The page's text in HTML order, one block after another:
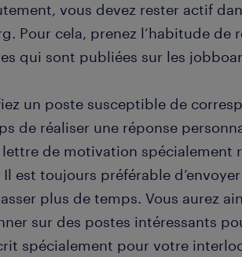
vous devez rester actif
Pour cela, prenez l’habitude de
qui sont publiées sur les
un poste susceptible de
de réaliser une réponse
de motivation spécialement
est toujours préférable
plus de temps. Vous aurez
sur des postes intéressants
spécialement pour votre